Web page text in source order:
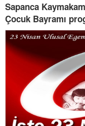
Sapanca
Çocuk Bayramı